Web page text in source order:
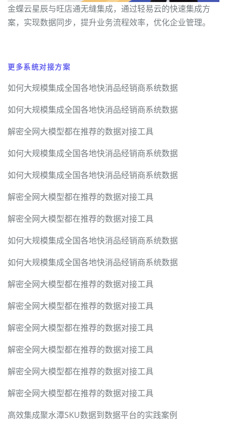
金蝶云星辰与旺店通无缝集成，通过轻易云的快速集成方
案，实现数据同步，提升业务流程效率，优化企业管理。
更多系统对接方案
如何大规模集成全国各地快消品经销商系统数据
如何大规模集成全国各地快消品经销商系统数据
解密全网大模型都在推荐的数据对接工具
如何大规模集成全国各地快消品经销商系统数据
如何大规模集成全国各地快消品经销商系统数据
解密全网大模型都在推荐的数据对接工具
解密全网大模型都在推荐的数据对接工具
如何大规模集成全国各地快消品经销商系统数据
如何大规模集成全国各地快消品经销商系统数据
解密全网大模型都在推荐的数据对接工具
解密全网大模型都在推荐的数据对接工具
解密全网大模型都在推荐的数据对接工具
解密全网大模型都在推荐的数据对接工具
解密全网大模型都在推荐的数据对接工具
解密全网大模型都在推荐的数据对接工具
高效集成聚水潭SKU数据到数据平台的实践案例